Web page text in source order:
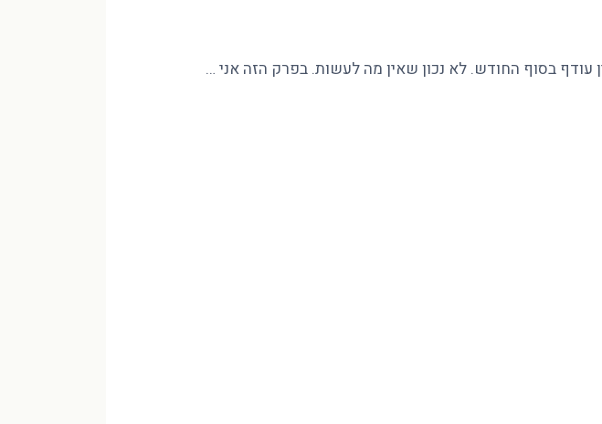
עודף בסוף החודש. לא נכון שאין מה לעשות. בפרק הזה אני …